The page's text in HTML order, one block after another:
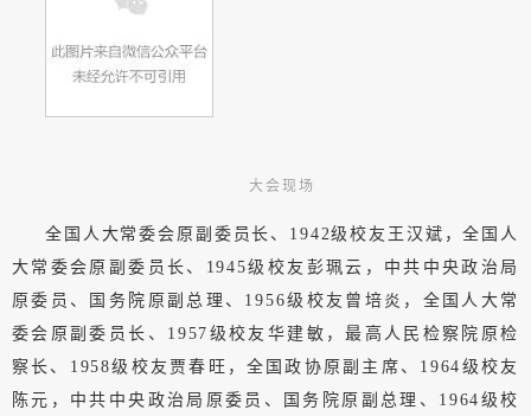
大会现场
全国人大常委会原副委员长、1942级校友王汉斌，全国人
大常委会原副委员长、1945级校友彭珮云，中共中央政治局
原委员、国务院原副总理、1956级校友曾培炎，全国人大常
委会原副委员长、1957级校友华建敏，最高人民检察院原检
察长、1958级校友贾春旺，全国政协原副主席、1964级校友
陈元，中共中央政治局原委员、国务院原副总理、1964级校